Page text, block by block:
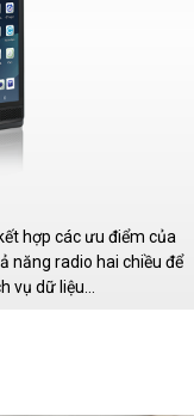
hợp các ưu điểm của
năng radio hai chiều để
vụ dữ liệu...